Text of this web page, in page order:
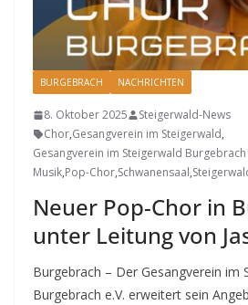
BURGEBRACH NACHRICHTEN
8. Oktober 2025
Steigerwald-News
Chor,Gesangverein im Steigerwald,
Gesangverein im Steigerwald Burgebrach
Musik,Pop-Chor,Schwanensaal,
Neuer Pop-Chor in
unter Leitung von
Burgebrach – Der Gesangverein im
Burgebrach e.V. erweitert sein